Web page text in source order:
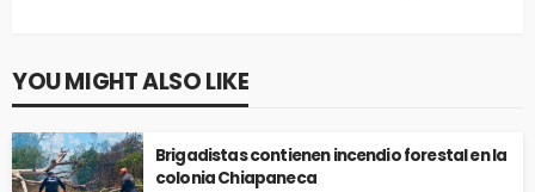
YOU MIGHT ALSO LIKE
Brigadistas contienen incendio forestal en la
colonia Chiapaneca